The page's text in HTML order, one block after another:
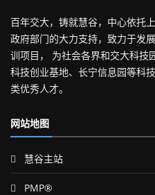
百年交大，铸就慧谷，中心依托
政府部门的大力支持，致力于发
训项目， 为社会各界和交大科技
科技创业基地、长宁信息园等科
类优秀人才。
网站地图
慧谷主站
PMP®